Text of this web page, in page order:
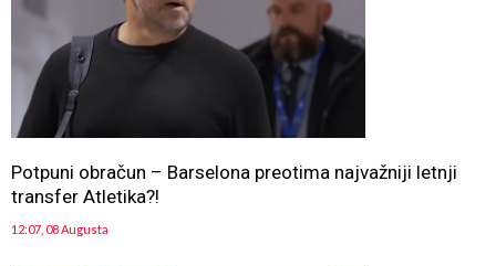
Potpuni obračun – Barselona preotima najvažniji letnji
transfer Atletika?!
12:07, 08 Augusta